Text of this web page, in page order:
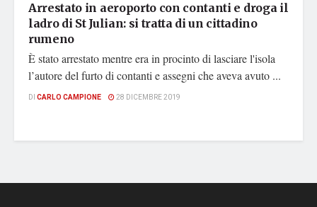
Arrestato in aeroporto con contanti e droga il
ladro di St Julian: si tratta di un cittadino
rumeno
È stato arrestato mentre era in procinto di lasciare l'isola
l’autore del furto di contanti e assegni che aveva avuto ...
DI CARLO CAMPIONE 28 DICEMBRE 2019